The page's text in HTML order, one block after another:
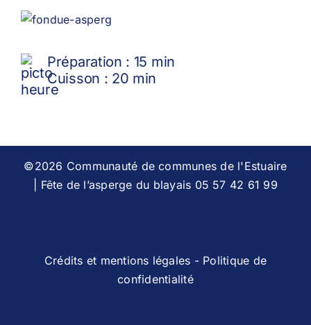
Préparation : 15 min
Cuisson : 20 min
©2026 Communauté de communes de l'Estuaire
| Fête de l’asperge du blayais 05 57 42 61 99
Crédits et mentions légales - Politique de
confidentialité